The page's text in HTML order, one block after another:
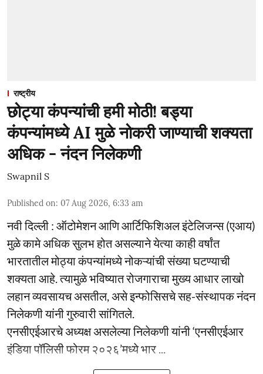
राष्ट्रीय
छोट्या कंपन्यांची हमी मोठी! बड्या
कंपन्यांमध्ये AI मुळे नोकरी जाण्याची शक्यता
अधिक - नंदन निलेकणी
Swapnil S
Published on: 07 Aug 2026, 6:33 am
नवी दिल्ली : ऑटोमेशन आणि आर्टिफिशिअल इंटेलिजन्स (एआय)
मुळे कामे अधिक सुलभ होत असल्याने येत्या काही वर्षांत
भारतातील मोठ्या कंपन्यांमध्ये नोकऱ्यांची संख्या घटण्याची
शक्यता आहे. त्यामुळे भविष्यात रोजगाराचा मुख्य आधार लाखो
लहान व्यवसायच असतील, असे इन्फोसिसचे सह-संस्थापक नंदन
निलेकणी यांनी गुरुवारी सांगितले.
एनसीएईआरचे अध्यक्ष असलेल्या निलेकणी यांनी ‘एनसीएईआर
इंडिया पॉलिसी फोरम २०२६’मध्ये भार ...